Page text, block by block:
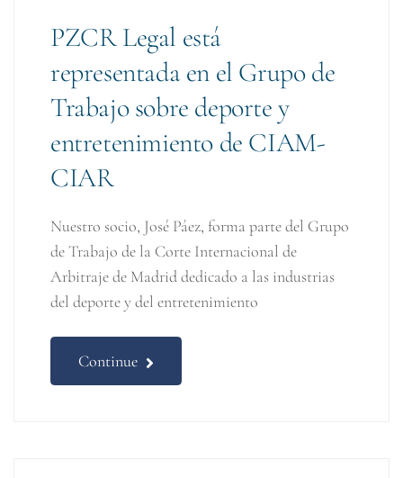
PZCR Legal está
representada en el Grupo de
Trabajo sobre deporte y
entretenimiento de CIAM-
CIAR
Nuestro socio, José Páez, forma parte del Grupo
de Trabajo de la Corte Internacional de
Arbitraje de Madrid dedicado a las industrias
del deporte y del entretenimiento
Continue